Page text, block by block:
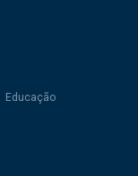
Educação